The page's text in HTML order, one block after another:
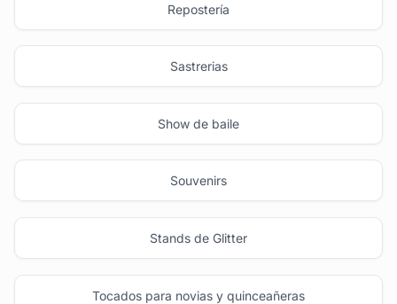
Repostería
Sastrerias
Show de baile
Souvenirs
Stands de Glitter
Tocados para novias y quinceañeras